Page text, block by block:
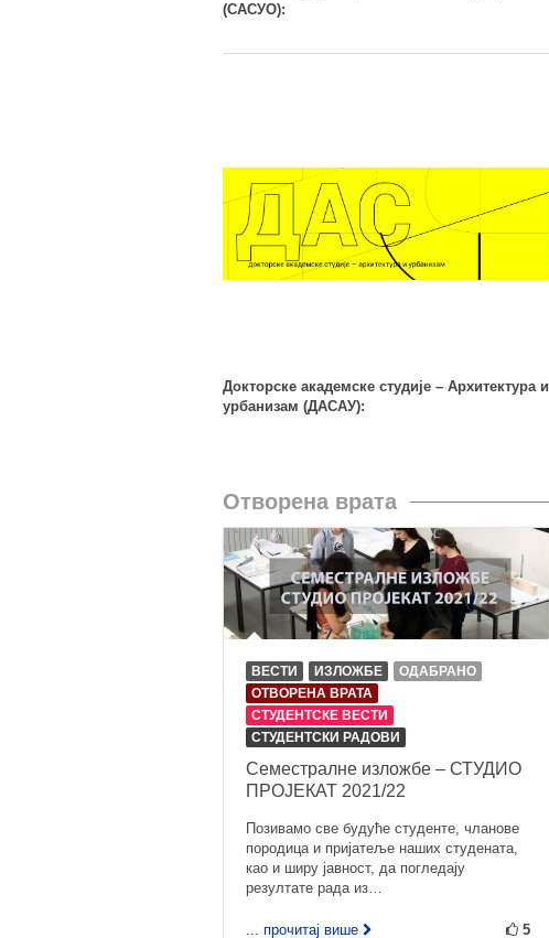
(САСУО):
Докторске академске студије – Архитектура и
урбанизам (ДАСАУ):
Отворена врата
ВЕСТИ ИЗЛОЖБЕ
ОДАБРАНО
ОТВОРЕНА ВРАТА
СТУДЕНТСКЕ ВЕСТИ
СТУДЕНТСКИ РАДОВИ
Семестралне изложбе – СТУДИО
ПРОЈЕКАТ 2021/22
Позивамо све будуће студенте, чланове
породица и пријатеље наших студената,
као и ширу јавност, да погледају
резултате рада из…
... прочитај више 5